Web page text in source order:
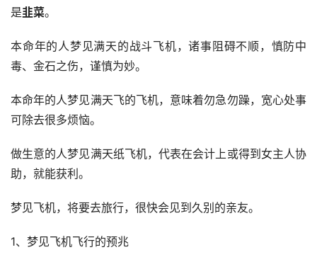
是韭菜。
本命年的人梦见满天的战斗飞机，诸事阻碍不顺，慎防中
毒、金石之伤，谨慎为妙。
本命年的人梦见满天飞的飞机，意味着勿急勿躁，宽心处事
可除去很多烦恼。
做生意的人梦见满天纸飞机，代表在会计上或得到女主人协
助，就能获利。
梦见飞机，将要去旅行，很快会见到久别的亲友。
1、梦见飞机飞行的预兆